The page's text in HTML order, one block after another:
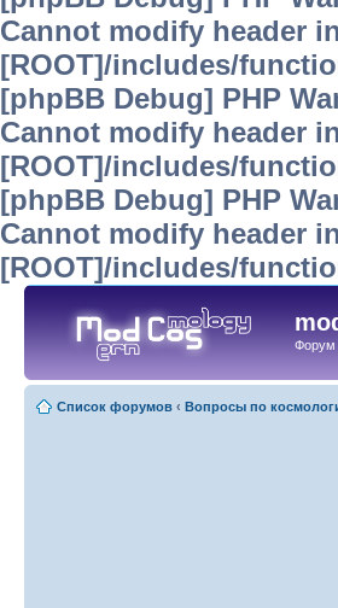
Cannot modify header
[ROOT]/includes/
[phpBB Debug] PHP
Cannot modify header
[ROOT]/includes/
[phpBB Debug] PHP
Cannot modify header
[ROOT]/includes/
Форум
Список форумов ‹ Вопросы по